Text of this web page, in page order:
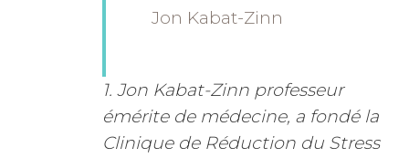
Jon Kabat-Zinn
1. Jon Kabat-Zinn professeur
émérite de médecine, a fondé la
Clinique de Réduction du Stress